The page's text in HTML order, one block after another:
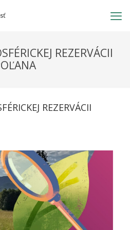
REZERVÁCII
REZERVÁCII